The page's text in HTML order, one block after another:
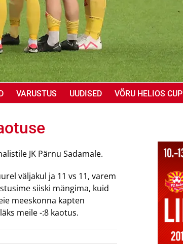
VARUSTUS UUDISED VÕRU HELIOS CUP
JK Pärnu Sadamale.
väljakul ja 11 vs 11, varem
siiski mängima, kuid
meeskonna kapten
meile -:8 kaotus.